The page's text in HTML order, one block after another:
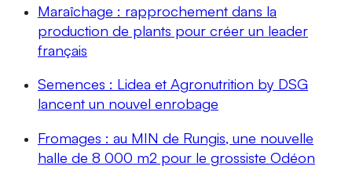
Maraîchage : rapprochement dans la
production de plants pour créer un leader
français
Semences : Lidea et Agronutrition by DSG
lancent un nouvel enrobage
Fromages : au MIN de Rungis, une nouvelle
halle de 8 000 m2 pour le grossiste Odéon